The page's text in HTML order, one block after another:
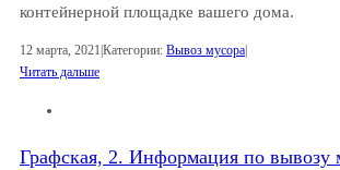
контейнерной площадке вашего дома.
12 марта, 2021 |Категории: Вывоз мусора|
Читать дальше
Графская, 2. Информация по вывозу